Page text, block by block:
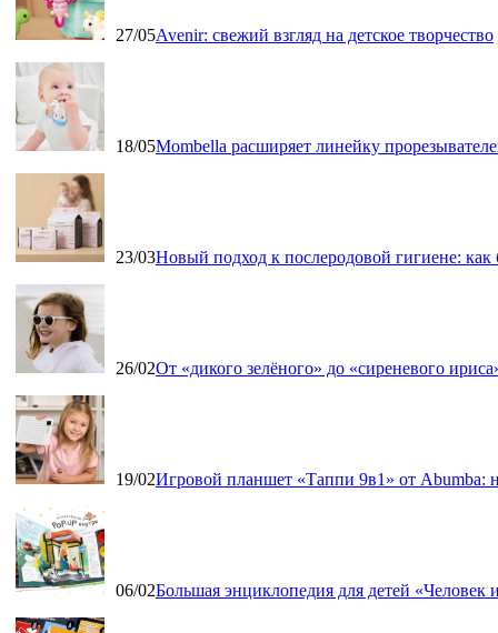
27/05Avenir: свежий взгляд на детское творчество
18/05Mombella расширяет линейку
23/03Новый подход к послеродовой гигиене:
26/02От «дикого зелёного» до «сиреневого
19/02Игровой планшет «Таппи 9в1» от Abumba:
06/02Большая энциклопедия для детей